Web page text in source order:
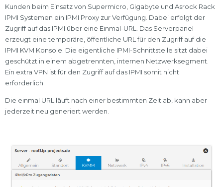
Kunden beim Einsatz von Supermicro, Gigabyte und Asrock Rack
IPMI Systemen ein IPMI Proxy zur Verfügung. Dabei erfolgt der
Zugriff auf das IPMI über eine Einmal-URL. Das Serverpanel
erzeugt eine temporäre, öffentliche URL für den Zugriff auf die
IPMI KVM Konsole. Die eigentliche IPMI-Schnittstelle sitzt dabei
geschützt in einem abgetrennten, internen Netzwerksegment.
Ein extra VPN ist für den Zugriff auf das IPMI somit nicht
erforderlich.
Die einmal URL läuft nach einer bestimmten Zeit ab, kann aber
jederzeit neu generiert werden.